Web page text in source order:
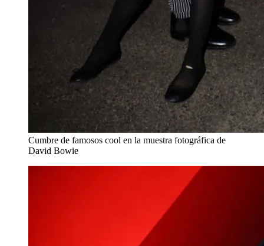
Cumbre de famosos cool en la muestra fotográfica de
David Bowie